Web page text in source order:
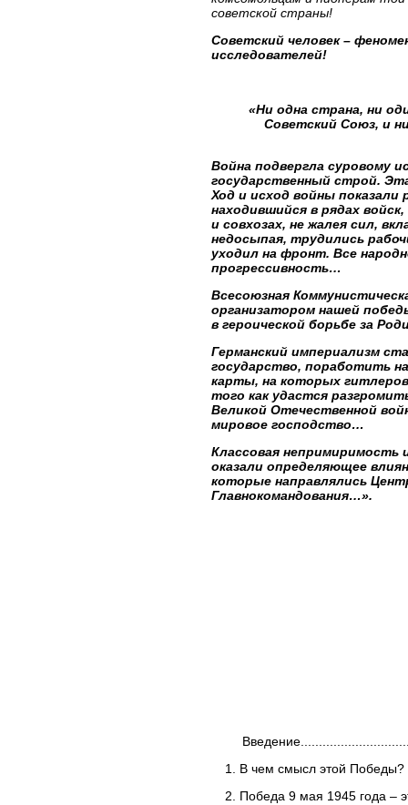
советской страны!
Советский человек –
исследователей!
«Ни одна страна, ни
Советский Союз, и
Война подвергла суровому
государственный строй.
Ход и исход войны
находившийся в рядах
и совхозах, не жалея сил,
недосыпая, трудились
уходил на фронт. Все
прогрессивность…
Всесоюзная
организатором нашей
в героической борьбе за
Германский империализм
государство, поработить
карты, на которых
того как удастся
Великой Отечественной
мировое господство…
Классовая непримиримость
оказали определяющее
которые направлялись
Главнокомандования…».
1. В чем смысл этой Победы?
2. Победа 9 мая 1945 года –